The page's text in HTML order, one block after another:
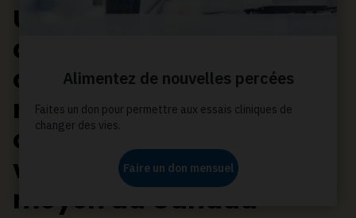
Un nouveau rapport
diffusé par la Société
canadienne du cancer
révèle que le cancer
coûte près de 33 000 $ à
vie pour le patient
moyen au Canada